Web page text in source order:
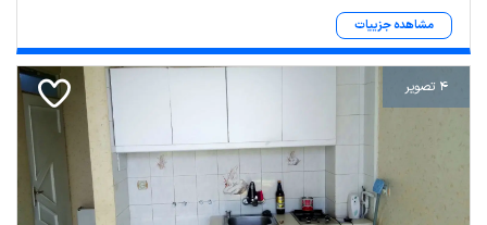
مشاهده جزییات
4 تصویر